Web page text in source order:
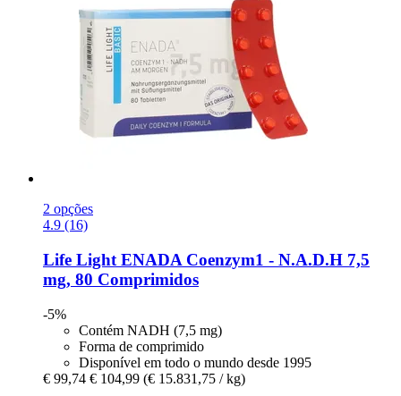
2 opções
4.9 (16)
Life Light ENADA Coenzym1 -​ N.A.D.H 7,5
mg, 80 Comprimidos
-5%
Contém NADH (7,5 mg)
Forma de comprimido
Disponível em todo o mundo desde 1995
€ 99,74 € 104,99 (€ 15.831,75 / kg)